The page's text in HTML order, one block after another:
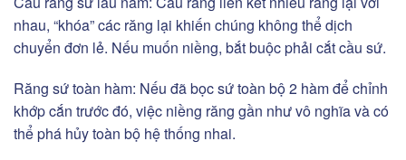
nhau, “khóa” các răng lại khiến chúng không thể dịch
chuyển đơn lẻ. Nếu muốn niềng, bắt buộc phải cắt cầu sứ.
Răng sứ toàn hàm: Nếu đã bọc sứ toàn bộ 2 hàm để chỉnh
khớp cắn trước đó, việc niềng răng gần như vô nghĩa và có
thể phá hủy toàn bộ hệ thống nhai.